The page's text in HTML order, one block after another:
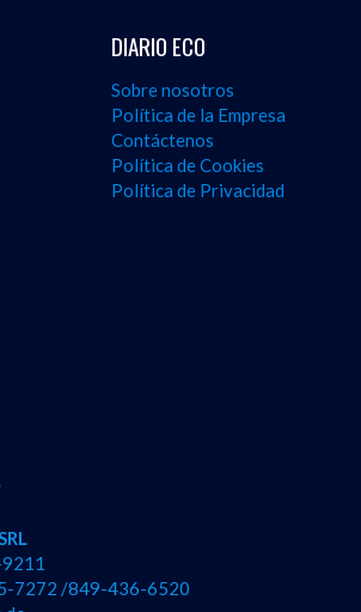
DIARIO ECO
Sobre nosotros
Política de la Empresa
Contáctenos
Política de Cookies
Política de Privacidad
7272 /849-436-6520